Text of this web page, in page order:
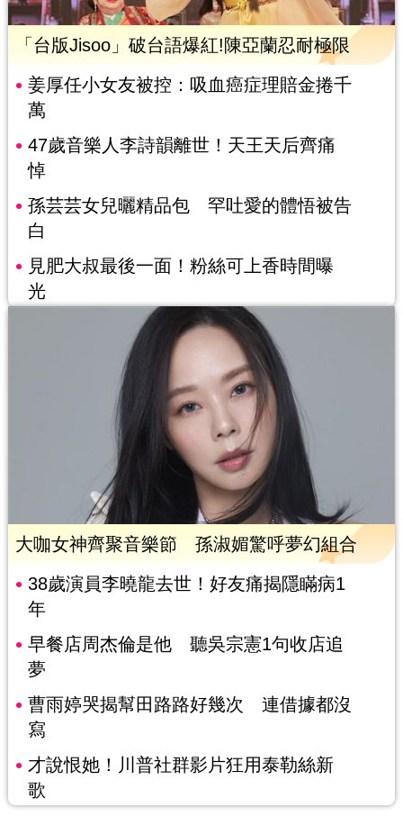
「台版Jisoo」破台語爆紅!陳亞蘭忍耐極限
姜厚任小女友被控：吸血癌症理賠金捲千
萬
47歲音樂人李詩韻離世！天王天后齊痛
悼
孫芸芸女兒曬精品包 罕吐愛的體悟被告
白
見肥大叔最後一面！粉絲可上香時間曝
光
大咖女神齊聚音樂節 孫淑媚驚呼夢幻組合
38歲演員李曉龍去世！好友痛揭隱瞞病1
年
早餐店周杰倫是他 聽吳宗憲1句收店追
夢
曹雨婷哭揭幫田路路好幾次 連借據都沒
寫
才說恨她！川普社群影片狂用泰勒絲新
歌